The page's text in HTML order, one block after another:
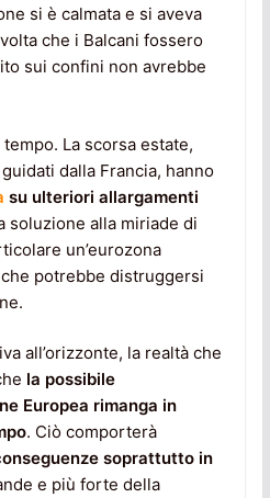
si è calmata e si aveva
che i Balcani fossero
sui confini non avrebbe
La scorsa estate,
dalla Francia, hanno
su ulteriori allargamenti
soluzione alla miriade di
un’eurozona
potrebbe distruggersi
all’orizzonte, la realtà che
la possibile
Europea rimanga in
. Ciò comporterà
soprattutto in
e più forte della